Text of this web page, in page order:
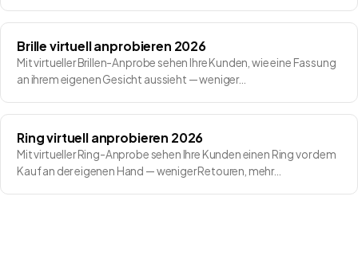
Brille virtuell anprobieren 2026
Mit virtueller Brillen-Anprobe sehen Ihre Kunden, wie eine Fassung
an ihrem eigenen Gesicht aussieht — weniger…
Ring virtuell anprobieren 2026
Mit virtueller Ring-Anprobe sehen Ihre Kunden einen Ring vor dem
Kauf an der eigenen Hand — weniger Retouren, mehr…